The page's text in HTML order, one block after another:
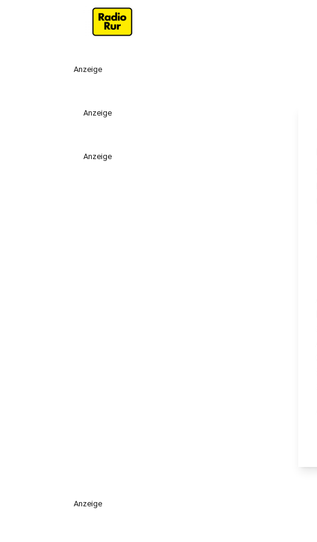
Anzeige
Anzeige
Anzeige
Anzeige